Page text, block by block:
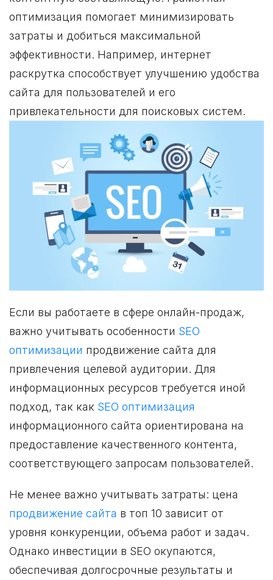
оптимизация помогает минимизировать
затраты и добиться максимальной
эффективности. Например, интернет
раскрутка способствует улучшению удобства
сайта для пользователей и его
привлекательности для поисковых систем.
Если вы работаете в сфере онлайн-продаж,
важно учитывать особенности SEO
оптимизации продвижение сайта для
привлечения целевой аудитории. Для
информационных ресурсов требуется иной
подход, так как SEO оптимизация
информационного сайта ориентирована на
предоставление качественного контента,
соответствующего запросам пользователей.
Не менее важно учитывать затраты: цена
продвижение сайта в топ 10 зависит от
уровня конкуренции, объема работ и задач.
Однако инвестиции в SEO окупаются,
обеспечивая долгосрочные результаты и